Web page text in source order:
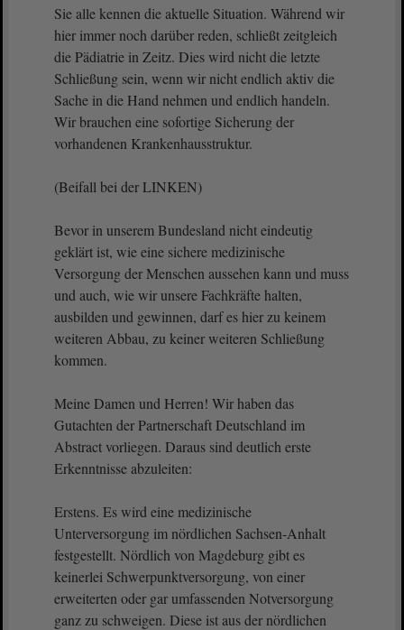
Sie alle kennen die aktuelle Situation. Während wir
hier immer noch darüber reden, schließt zeitgleich
die Pädiatrie in Zeitz. Dies wird nicht die letzte
Schließung sein, wenn wir nicht endlich aktiv die
Sache in die Hand nehmen und endlich handeln.
Wir brauchen eine sofortige Sicherung der
vorhandenen Krankenhausstruktur.
(Beifall bei der LINKEN)
Bevor in unserem Bundesland nicht eindeutig
geklärt ist, wie eine sichere medizinische
Versorgung der Menschen aussehen kann und muss
und auch, wie wir unsere Fachkräfte halten,
ausbilden und gewinnen, darf es hier zu keinem
weiteren Abbau, zu keiner weiteren Schließung
kommen.
Meine Damen und Herren! Wir haben das
Gutachten der Partnerschaft Deutschland im
Abstract vorliegen. Daraus sind deutlich erste
Erkenntnisse abzuleiten:
Erstens. Es wird eine medizinische
Unterversorgung im nördlichen Sachsen-Anhalt
festgestellt. Nördlich von Magdeburg gibt es
keinerlei Schwerpunktversorgung, von einer
erweiterten oder gar umfassenden Notversorgung
ganz zu schweigen. Diese ist aus der nördlichen